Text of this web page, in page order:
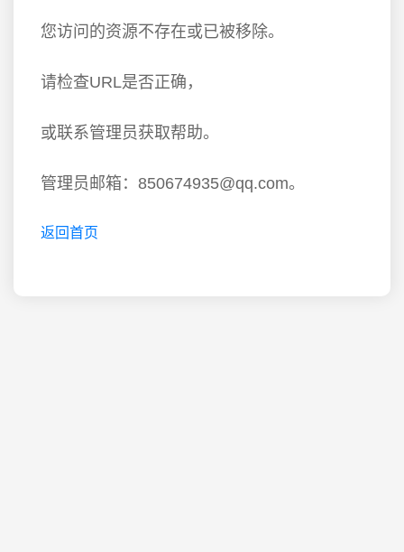
您访问的资源不存在或已被移除。
请检查URL是否正确，
或联系管理员获取帮助。
管理员邮箱：850674935@qq.com。
返回首页